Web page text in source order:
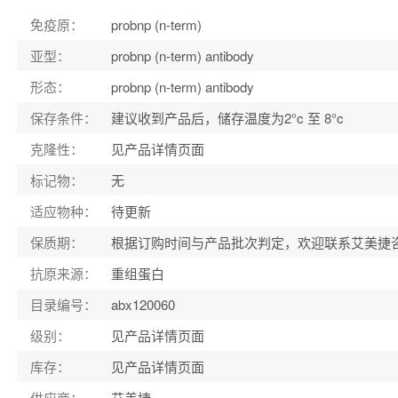
免疫原：
probnp (n-term)
亚型：
probnp (n-term) antibody
形态：
probnp (n-term) antibody
保存条件：
建议收到产品后，储存温度为2°c 至 8°c
克隆性：
见产品详情页面
标记物：
无
适应物种：
待更新
保质期：
根据订购时间与产品批次判定，欢迎联系艾美捷
抗原来源：
重组蛋白
目录编号：
abx120060
级别：
见产品详情页面
库存：
见产品详情页面